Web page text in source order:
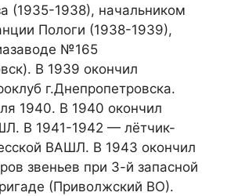
(1935-1938), начальником
Пологи (1938-1939),
№165
В 1939 окончил
г.Днепропетровска.
1940. В 1940 окончил
В 1941-1942 — лётчик-
ВАШЛ. В 1943 окончил
звеньев при 3-й запасной
(Приволжский ВО).